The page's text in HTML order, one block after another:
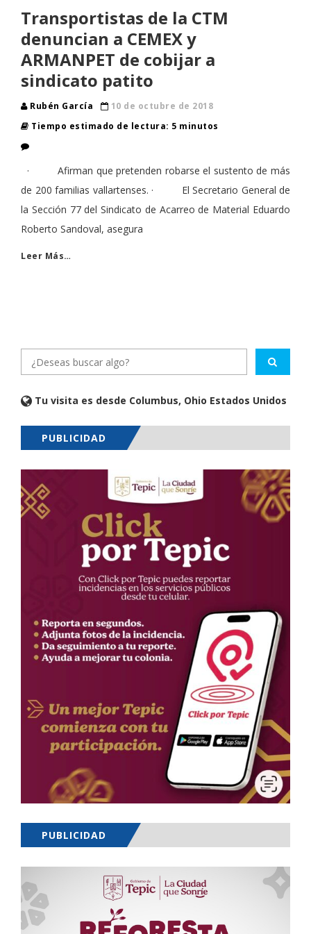
Transportistas de la CTM
denuncian a CEMEX y
ARMANPET de cobijar a
sindicato patito
Rubén García
10 de octubre de 2018
Tiempo estimado de lectura: 5 minutos
· Afirman que pretenden robarse el sustento de más
de 200 familias vallartenses. · El Secretario General de
la Sección 77 del Sindicato de Acarreo de Material Eduardo
Roberto Sandoval, asegura
Leer Más…
Tu visita es desde Columbus, Ohio Estados Unidos
PUBLICIDAD
PUBLICIDAD